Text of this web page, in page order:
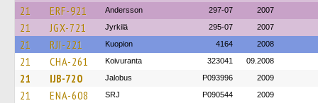
21 ERF-921 Andersson 297-07 2007
21 JGX-721 Jyrkilä 295-07 2007
21 RJI-221 Kuopion 4164 2008
21 CHA-261 Koivuranta 323041 09.2008
21 IJB-720 Jalobus P093996 2009
21 ENA-608 SRJ P090544 2009